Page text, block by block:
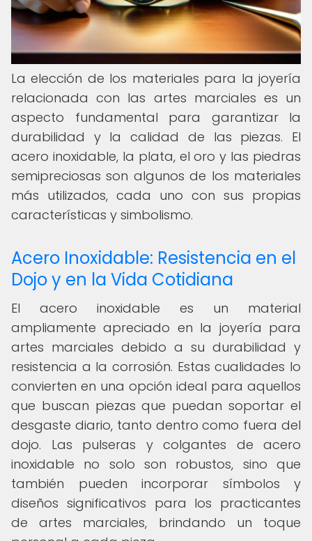
La elección de los materiales para la joyería
relacionada con las artes marciales es un
aspecto fundamental para garantizar la
durabilidad y la calidad de las piezas. El
acero inoxidable, la plata, el oro y las piedras
semipreciosas son algunos de los materiales
más utilizados, cada uno con sus propias
características y simbolismo.
Acero Inoxidable: Resistencia en el
Dojo y en la Vida Cotidiana
El acero inoxidable es un material
ampliamente apreciado en la joyería para
artes marciales debido a su durabilidad y
resistencia a la corrosión. Estas cualidades lo
convierten en una opción ideal para aquellos
que buscan piezas que puedan soportar el
desgaste diario, tanto dentro como fuera del
dojo. Las pulseras y colgantes de acero
inoxidable no solo son robustos, sino que
también pueden incorporar símbolos y
diseños significativos para los practicantes
de artes marciales, brindando un toque